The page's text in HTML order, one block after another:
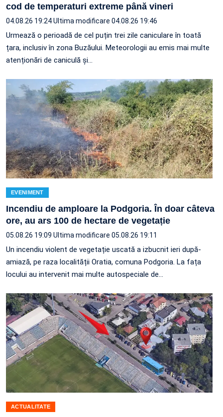
cod de temperaturi extreme până vineri
04.08.26 19:24Ultima modificare 04.08.26 19:46
Urmează o perioadă de cel puțin trei zile caniculare în toată
țara, inclusiv în zona Buzăului. Meteorologii au emis mai multe
atenționări de caniculă și…
EVENIMENT
Incendiu de amploare la Podgoria. În doar câteva
ore, au ars 100 de hectare de vegetație
05.08.26 19:09 Ultima modificare 05.08.26 19:11
Un incendiu violent de vegetație uscată a izbucnit ieri după-
amiază, pe raza localității Oratia, comuna Podgoria. La fața
locului au intervenit mai multe autospeciale de…
ACTUALITATE